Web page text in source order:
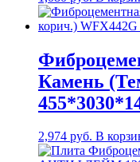
Камень
2,974 руб. В